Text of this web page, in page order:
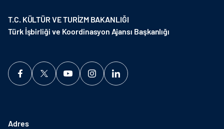
T.C. KÜLTÜR VE TURİZM BAKANLIĞI
Türk İşbirliği ve Koordinasyon Ajansı Başkanlığı
Adres